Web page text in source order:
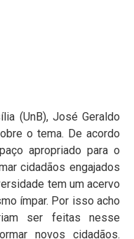
(UnB), José Geraldo
o tema. De acordo
apropriado para o
cidadãos engajados
tem um acervo
ímpar. Por isso acho
ser feitas nesse
novos cidadãos.